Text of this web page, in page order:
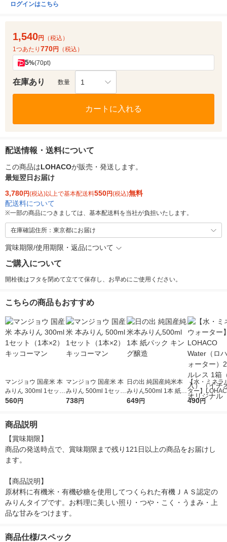
ログインはこちら
1,540円
（税込）
1つあたり 770円 （税込）
5%(70pt)
在庫あり 数量 1
カートに入れる
配送情報・送料について
この商品はLOHACOが販売・発送します。
最短翌日お届け
3,780円(税込)以上で基本配送料550円(税込)無料
配送料について
※一部の商品につきましては、基本配送料を当社が負担いたします。
在庫確認住所：東京都にお届け
賞味期限/使用期限・返品について
ご購入について
開栓後はフタを閉めて立てて保存し、お早めにご使用ください。
こちらの商品もおすすめ
マンジョウ 国産米 本
みりん 300ml 1セット
（1本×2） キッコーマ
560円
マンジョウ 国産米 本
みりん 500ml 1セット
（1本×2） キッコーマ
738円
日の出 純国産純米本
みりん500ml 1本 紙パ
ック キング醸造
649円
【水・ミネラ
ター】
r（ロハコウ
490円
商品説明
【賞味期限】
商品の発送時点で、賞味期限まで残り121日以上の商品をお届けし
ます。
【商品説明】
原材料に有機米・有機砂糖を使用してつくられた有機ＪＡＳ認定の
みりんタイプです。お料理に美しい照り・つや・こく・うまみ・上
品な甘みをつけます。
商品仕様/スペック